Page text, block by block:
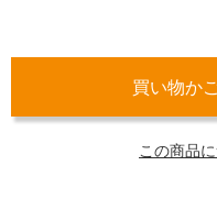
この商品